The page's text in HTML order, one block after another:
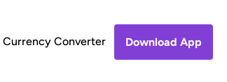
Currency Converter Download App